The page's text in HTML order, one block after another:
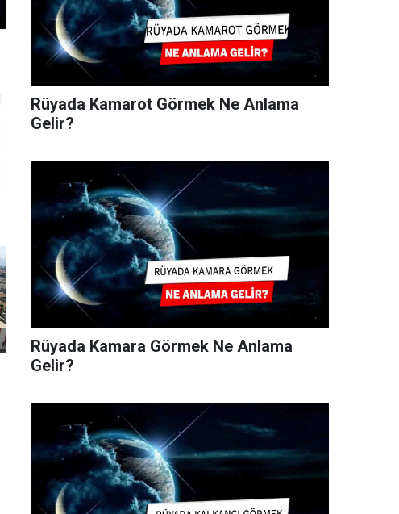
Rüyada Kamarot Görmek Ne Anlama
Gelir?
Rüyada Kamara Görmek Ne Anlama
Gelir?